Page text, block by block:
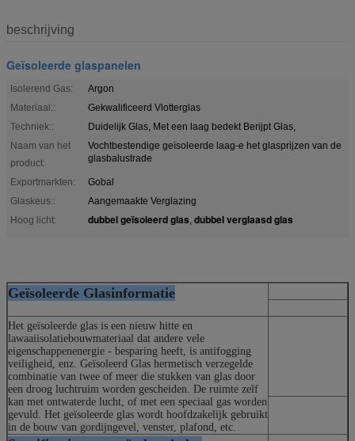
beschrijving
Geïsoleerde glaspanelen
Isolerend Gas:
Argon
Materiaal::
Gekwalificeerd Vlotterglas
Techniek::
Duidelijk Glas, Met een laag bedekt Berijpt Glas,
Naam van het
product:
Vochtbestendige geïsoleerde laag-e het glasprijzen van de
glasbalustrade
Exportmarkten:
Gobal
Glaskeus::
Aangemaakte Verglazing
Hoog licht:
dubbel geïsoleerd glas, dubbel verglaasd glas
Geïsoleerde Glasinformatie
Het geïsoleerde glas is een nieuw hitte en
lawaaiisolatiebouwmateriaal dat andere vele
eigenschappenenergie - besparing heeft, is antifogging
veiligheid, enz. Geïsoleerd Glas hermetisch verzegelde
combinatie van twee of meer die stukken van glas door
een droog luchtruim worden gescheiden. De ruimte zelf
kan met ontwaterde lucht, of met een speciaal gas worden
gevuld. Het geïsoleerde glas wordt hoofdzakelijk gebruikt
in de bouw van gordijngevel, venster, plafond, etc.